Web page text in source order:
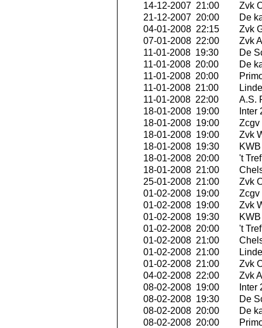
14-12-2007 21:00
Zvk
21-12-2007 20:00
De
04-01-2008 22:15
Zvk
07-01-2008 22:00
Zvk
11-01-2008 19:30
De
11-01-2008 20:00
De
11-01-2008 20:00
11-01-2008 21:00
11-01-2008 22:00
A.S.
18-01-2008 19:00
Inter
18-01-2008 19:00
Zcgv
18-01-2008 19:00
Zvk
18-01-2008 19:30
18-01-2008 20:00
't
18-01-2008 21:00
25-01-2008 21:00
Zvk
01-02-2008 19:00
Zcgv
01-02-2008 19:00
Zvk
01-02-2008 19:30
01-02-2008 20:00
't
01-02-2008 21:00
01-02-2008 21:00
01-02-2008 21:00
Zvk
04-02-2008 22:00
Zvk
08-02-2008 19:00
Inter
08-02-2008 19:30
De
08-02-2008 20:00
De
08-02-2008 20:00